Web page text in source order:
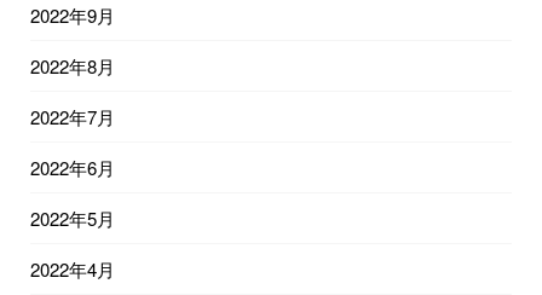
2022年9月
2022年8月
2022年7月
2022年6月
2022年5月
2022年4月